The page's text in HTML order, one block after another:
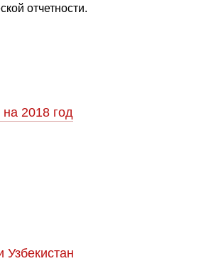
отчетности.
2018 год
Узбекистан